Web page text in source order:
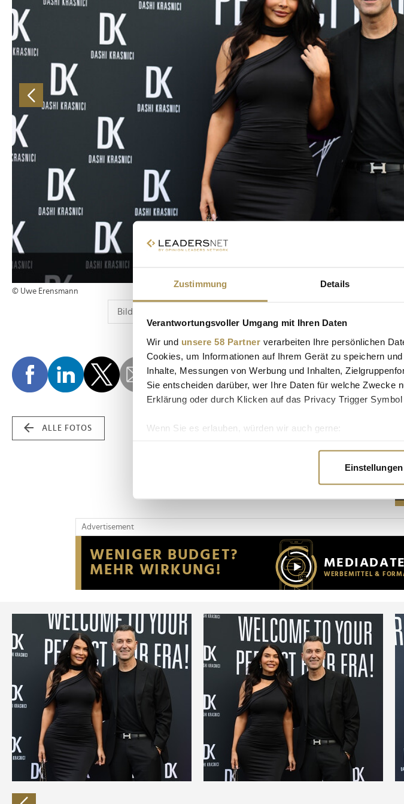
Zustimmung Details
Verantwortungsvoller Umgang mit Ihren Daten
Wir und unsere 58 Partner verarbeiten Ihre persönlichen
Cookies, um Informationen auf Ihrem Gerät zu speichern
Inhalte, Messungen von Werbung und Inhalten,
Sie entscheiden darüber, wer Ihre Daten für welche Zwecke
Erklärung oder durch Klicken auf das Privacy Trigger
Wenn Sie es erlauben, würden wir auch gerne:
Erfahren Sie mehr darüber, wie Ihre persönlichen Daten
Wir verwenden Cookies, um Inhalte und Anzeigen zu
Website an unsere Partner für soziale Medien, Werbung und
möglicherweise mit weiteren Daten zusammen, die Sie
der Dienste gesammelt haben.
© Uwe Erensmann
ALLE FOTOS
Advertisement